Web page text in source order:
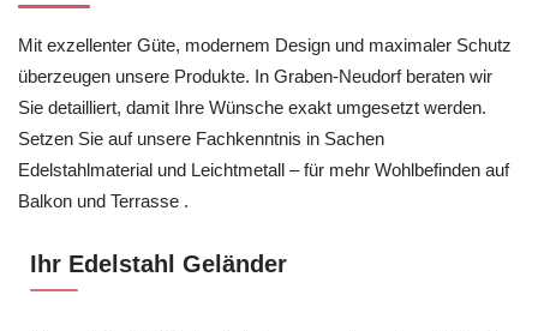
Mit exzellenter Güte, modernem Design und maximaler Schutz
überzeugen unsere Produkte. In Graben-Neudorf beraten wir
Sie detailliert, damit Ihre Wünsche exakt umgesetzt werden.
Setzen Sie auf unsere Fachkenntnis in Sachen
Edelstahlmaterial und Leichtmetall – für mehr Wohlbefinden auf
Balkon und Terrasse .
Ihr Edelstahl Geländer